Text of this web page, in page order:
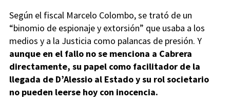
Según el fiscal Marcelo Colombo, se trató de un
“binomio de espionaje y extorsión” que usaba a los
medios y a la Justicia como palancas de presión. Y
aunque en el fallo no se menciona a Cabrera
directamente, su papel como facilitador de la
llegada de D’Alessio al Estado y su rol societario
no pueden leerse hoy con inocencia.